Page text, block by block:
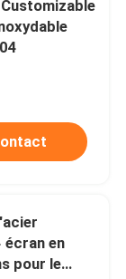
écran en
pour le